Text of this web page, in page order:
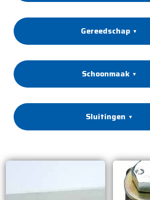
Gereedschap
Schoonmaak
Sluitingen